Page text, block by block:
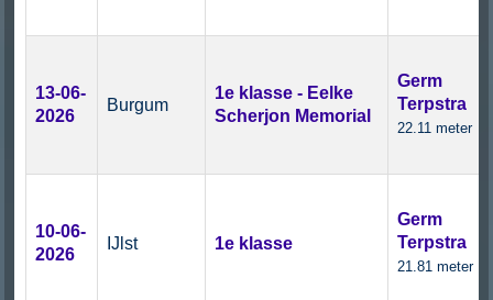
13-06-
2026
Burgum
1e klasse - Eelke
Scherjon Memorial
Germ
Terpstra
22.11 meter
10-06-
2026
IJlst 1e klasse
Germ
Terpstra
21.81 meter